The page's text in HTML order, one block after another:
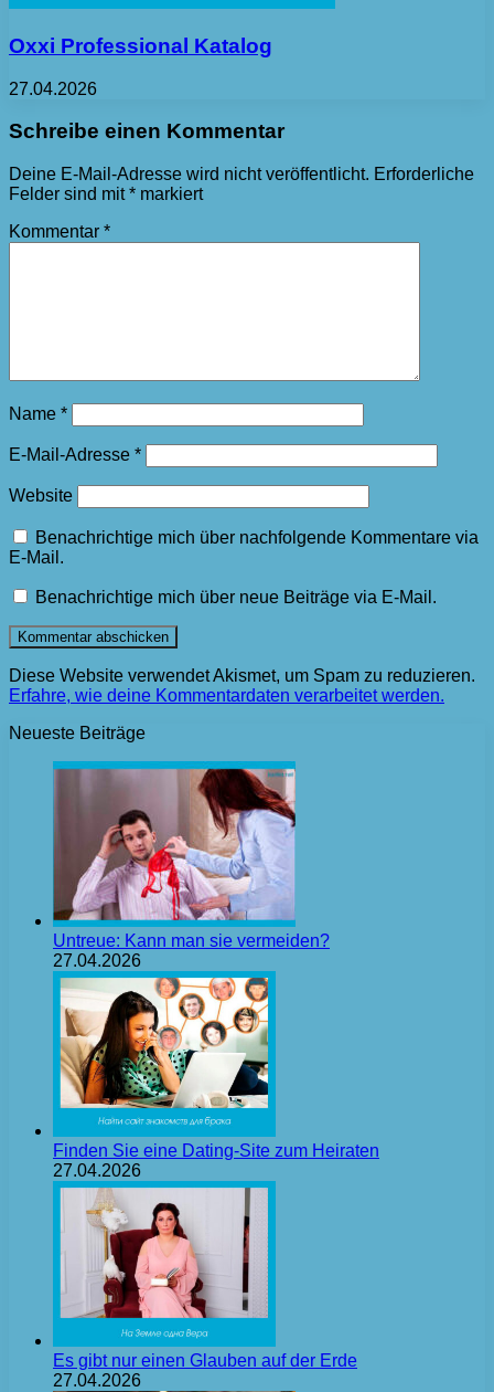
Oxxi Professional Katalog
27.04.2026
Schreibe einen Kommentar
Deine E-Mail-Adresse wird nicht veröffentlicht. Erforderliche
Felder sind mit* markiert
Kommentar *
Name *
E-Mail-Adresse *
Website
Benachrichtige mich über nachfolgende Kommentare via
E-Mail.
Benachrichtige mich über neue Beiträge via E-Mail.
Diese Website verwendet Akismet, um Spam zu reduzieren.
Erfahre, wie deine Kommentardaten verarbeitet werden.
Neueste Beiträge
Untreue: Kann man sie vermeiden?
27.04.2026
Finden Sie eine Dating-Site zum Heiraten
27.04.2026
Es gibt nur einen Glauben auf der Erde
27.04.2026